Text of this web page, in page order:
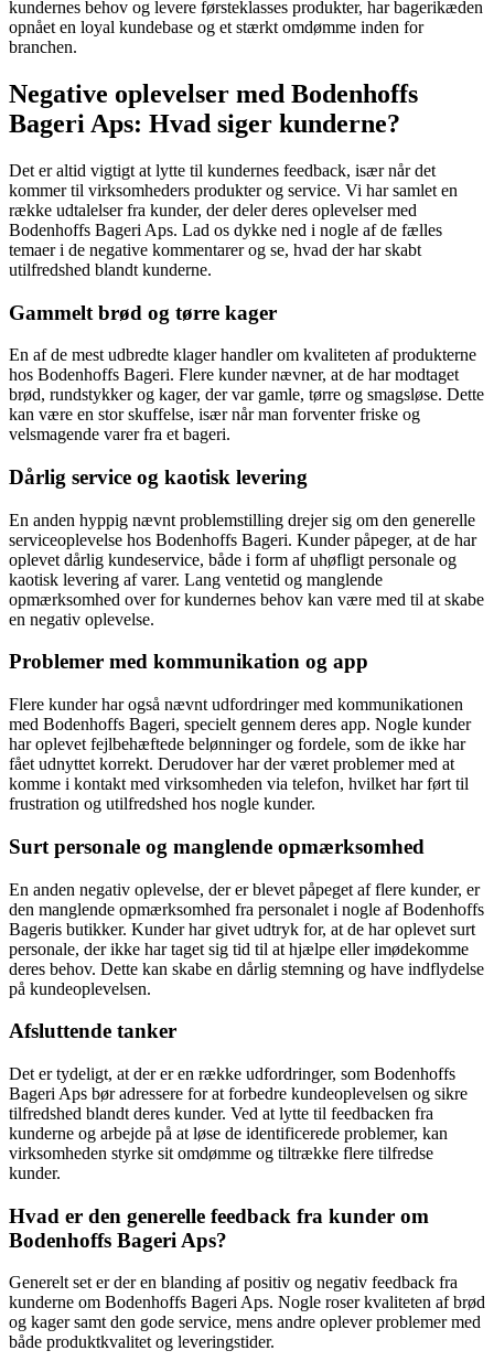
kundernes behov og levere førsteklasses produkter, har bagerikæden
opnået en loyal kundebase og et stærkt omdømme inden for
branchen.
Negative oplevelser med Bodenhoffs
Bageri Aps: Hvad siger kunderne?
Det er altid vigtigt at lytte til kundernes feedback, især når det
kommer til virksomheders produkter og service. Vi har samlet en
række udtalelser fra kunder, der deler deres oplevelser med
Bodenhoffs Bageri Aps. Lad os dykke ned i nogle af de fælles
temaer i de negative kommentarer og se, hvad der har skabt
utilfredshed blandt kunderne.
Gammelt brød og tørre kager
En af de mest udbredte klager handler om kvaliteten af produkterne
hos Bodenhoffs Bageri. Flere kunder nævner, at de har modtaget
brød, rundstykker og kager, der var gamle, tørre og smagsløse. Dette
kan være en stor skuffelse, især når man forventer friske og
velsmagende varer fra et bageri.
Dårlig service og kaotisk levering
En anden hyppig nævnt problemstilling drejer sig om den generelle
serviceoplevelse hos Bodenhoffs Bageri. Kunder påpeger, at de har
oplevet dårlig kundeservice, både i form af uhøfligt personale og
kaotisk levering af varer. Lang ventetid og manglende
opmærksomhed over for kundernes behov kan være med til at skabe
en negativ oplevelse.
Problemer med kommunikation og app
Flere kunder har også nævnt udfordringer med kommunikationen
med Bodenhoffs Bageri, specielt gennem deres app. Nogle kunder
har oplevet fejlbehæftede belønninger og fordele, som de ikke har
fået udnyttet korrekt. Derudover har der været problemer med at
komme i kontakt med virksomheden via telefon, hvilket har ført til
frustration og utilfredshed hos nogle kunder.
Surt personale og manglende opmærksomhed
En anden negativ oplevelse, der er blevet påpeget af flere kunder, er
den manglende opmærksomhed fra personalet i nogle af Bodenhoffs
Bageris butikker. Kunder har givet udtryk for, at de har oplevet surt
personale, der ikke har taget sig tid til at hjælpe eller imødekomme
deres behov. Dette kan skabe en dårlig stemning og have indflydelse
på kundeoplevelsen.
Afsluttende tanker
Det er tydeligt, at der er en række udfordringer, som Bodenhoffs
Bageri Aps bør adressere for at forbedre kundeoplevelsen og sikre
tilfredshed blandt deres kunder. Ved at lytte til feedbacken fra
kunderne og arbejde på at løse de identificerede problemer, kan
virksomheden styrke sit omdømme og tiltrække flere tilfredse
kunder.
Hvad er den generelle feedback fra kunder om
Bodenhoffs Bageri Aps?
Generelt set er der en blanding af positiv og negativ feedback fra
kunderne om Bodenhoffs Bageri Aps. Nogle roser kvaliteten af brød
og kager samt den gode service, mens andre oplever problemer med
både produktkvalitet og leveringstider.